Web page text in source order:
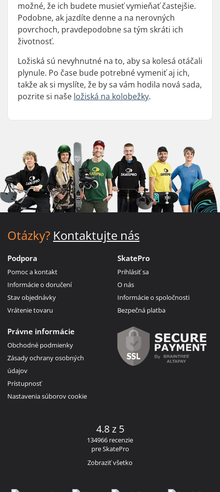
možné, že ich budete musieť vymieňať častejšie.
Podobne, ak jazdíte denne a na nerovných
povrchoch, pravdepodobne sa tým skráti ich
životnosť.
Ložiská sú nevyhnutné na to, aby sa kolesá otáčali
plynule. Po čase bude potrebné vymeniť aj ich,
takže ak si myslíte, že by sa vám hodila nová sada,
pozrite si naše ložiská na kolobežky.
Otázky? Kontaktujte nás
Podpora
Pomoc a kontakt
Informácie o doručení
Stav objednávky
Vrátenie tovaru
SkatePro
Prihlásiť sa
O nás
Informácie o spoločnosti
Bezpečná platba
Právne informácie
Obchodné podmienky
Zásady ochrany osobných
údajov
Prístupnosť
Nastavenia súborov cookie
4.8 z 5
134966 recenzie
pre SkatePro
Zobraziť všetko